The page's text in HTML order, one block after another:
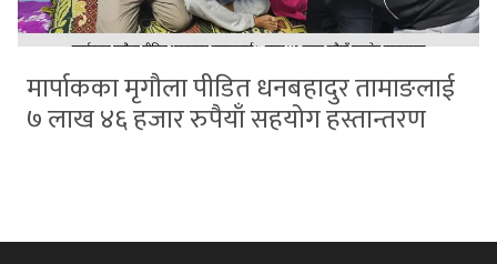
मार्पाकका मृगौला पीडित धनबहादुर तामाङलाई
७ लाख ४६ हजार रुपैयाँ सहयोग हस्तान्तरण